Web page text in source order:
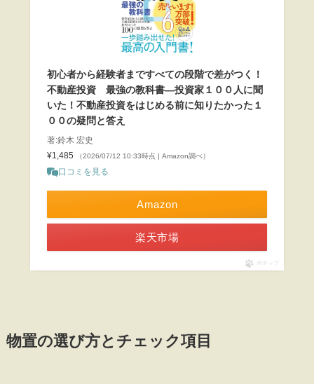
初心者から経験者まですべての段階で差がつく！
不動産投資 最強の教科書―投資家１００人に聞
いた！不動産投資をはじめる前に知りたかった１
００の疑問と答え
著:鈴木 宏史
¥1,485
（2026/07/12 10:33時点 | Amazon調べ）
口コミを見る
Amazon
楽天市場
ポチップ
物置の選び方とチェック項目